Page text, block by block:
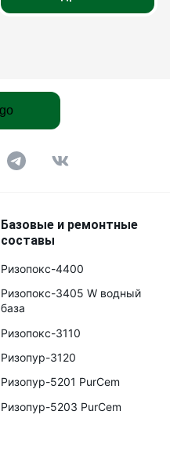
Базовые и ремонтные
составы
Ризопокс-4400
Ризопокс-3405 W водный
база
Ризопокс-3110
Ризопур-3120
Ризопур-5201 PurCem
Ризопур-5203 PurCem